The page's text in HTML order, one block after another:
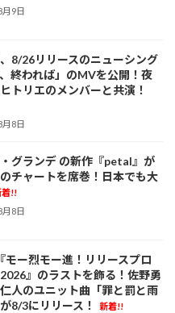
月9日
8/26リリースのニューシング
終われば」のMVを公開！夜
トリエのメンバーと共演！
月8日
グランデ の新作『petal』が
チャートを席巻！日本でも大
着!!
月8日
モー烈モー進！リリースプロ
』のラストを飾る！佐野勇
人のユニット曲「罪と罰と雨
8/3にリリース！
新着!!